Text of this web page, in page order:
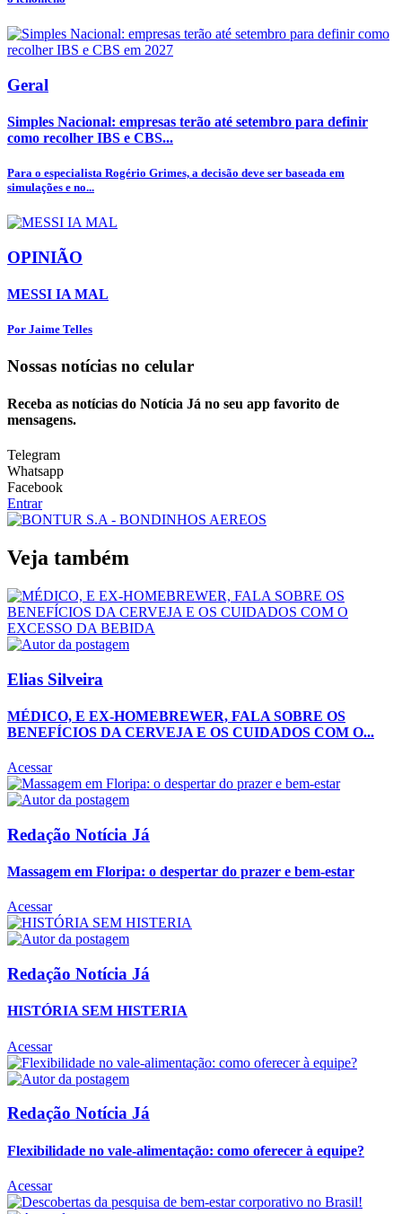
Geral
Simples Nacional: empresas terão até setembro para definir
como recolher IBS e CBS...
Para o especialista Rogério Grimes, a decisão deve ser baseada em
simulações e no...
OPINIÃO
MESSI IA MAL
Por Jaime Telles
Nossas notícias no celular
Receba as notícias do Notícia Já no seu app favorito de
mensagens.
Telegram
Whatsapp
Facebook
Entrar
Veja também
Elias Silveira
MÉDICO, E EX-HOMEBREWER, FALA SOBRE OS
BENEFÍCIOS DA CERVEJA E OS CUIDADOS COM O...
Acessar
Redação Notícia Já
Massagem em Floripa: o despertar do prazer e bem-estar
Acessar
Redação Notícia Já
HISTÓRIA SEM HISTERIA
Acessar
Redação Notícia Já
Flexibilidade no vale-alimentação: como oferecer à equipe?
Acessar